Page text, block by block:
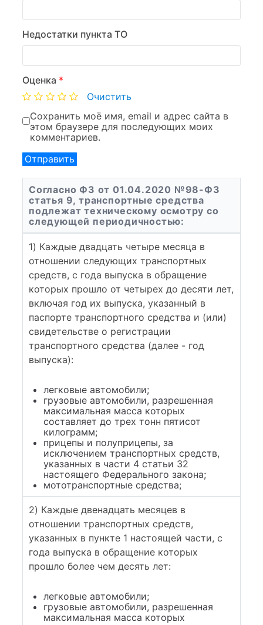
Недостатки пункта ТО
Оценка *
Очистить
Сохранить моё имя, email и адрес сайта в
этом браузере для последующих моих
комментариев.
Согласно ФЗ от 01.04.2020 №98-ФЗ
статья 9, транспортные средства
подлежат техническому осмотру со
следующей периодичностью:
1) Каждые двадцать четыре месяца в
отношении следующих транспортных
средств, с года выпуска в обращение
которых прошло от четырех до десяти лет,
включая год их выпуска, указанный в
паспорте транспортного средства и (или)
свидетельстве о регистрации
транспортного средства (далее - год
выпуска):
легковые автомобили;
грузовые автомобили, разрешенная
максимальная масса которых
составляет до трех тонн пятисот
килограмм;
прицепы и полуприцепы, за
исключением транспортных средств,
указанных в части 4 статьи 32
настоящего Федерального закона;
мототранспортные средства;
2) Каждые двенадцать месяцев в
отношении транспортных средств,
указанных в пункте 1 настоящей части, с
года выпуска в обращение которых
прошло более чем десять лет:
легковые автомобили;
грузовые автомобили, разрешенная
максимальная масса которых